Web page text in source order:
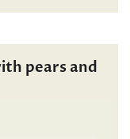
pears and